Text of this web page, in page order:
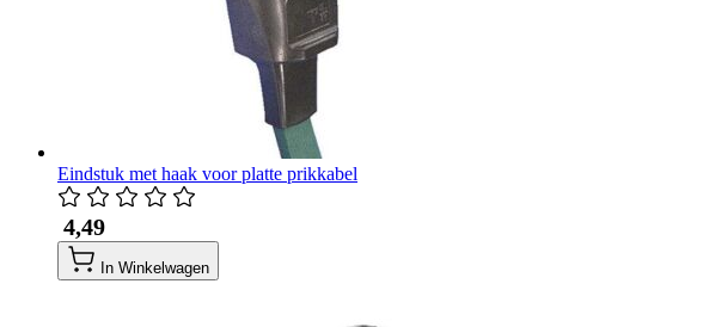
Eindstuk met haak voor platte prikkabel
​ 4,49
In Winkelwagen